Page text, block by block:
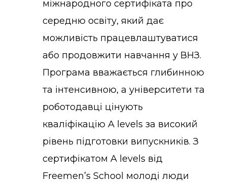
міжнародного сертифіката про
середню освіту, який дає
можливість працевлаштуватися
або продовжити навчання у ВНЗ.
Програма вважається глибинною
та інтенсивною, а університети та
роботодавці цінують
кваліфікацію A levels за високий
рівень підготовки випускників. З
сертифікатом A levels від
Freemen’s School молоді люди